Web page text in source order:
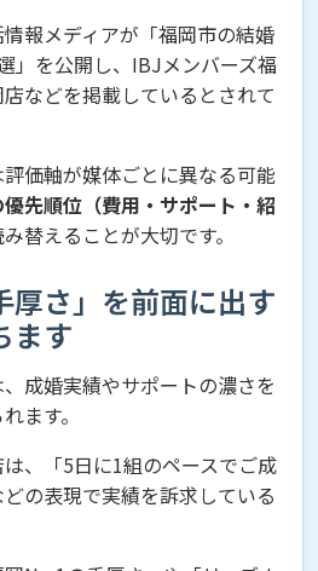
報メディアが「福岡市の結婚
」を公開し、IBJメンバーズ福
などを掲載しているとされて
価軸が媒体ごとに異なる可能
優先順位（費用・サポート・紹
替えることが大切です。
厚さ」を前面に出す
ます
成婚実績やサポートの濃さを
ます。
、「5日に1組のペースでご成
の表現で実績を訴求している